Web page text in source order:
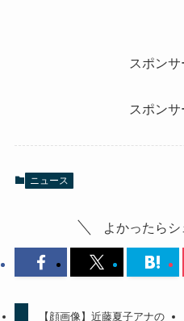
スポンサ
スポンサ
ニュース
よかったらシ
【顔画像】近藤夏子アナの